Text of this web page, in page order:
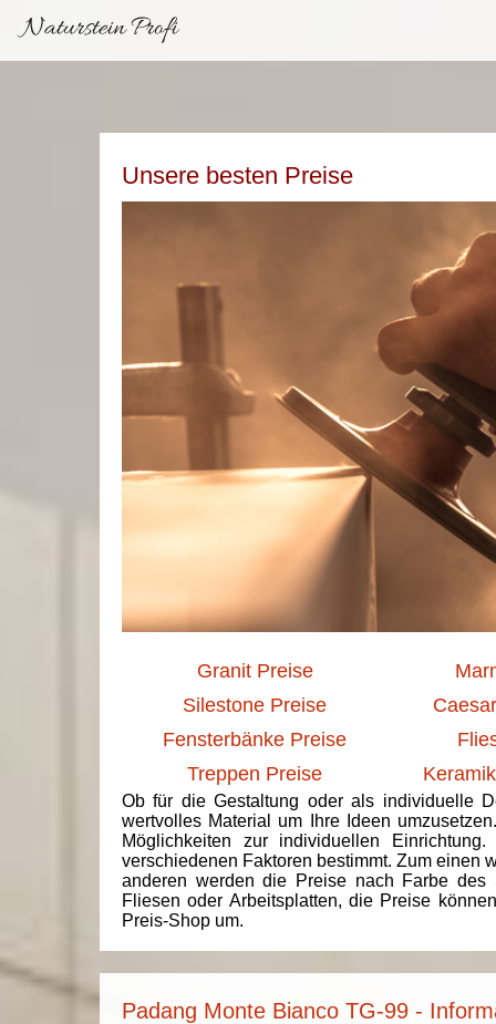
Naturstein Profi
Unsere besten Preise
Granit Preise
Silestone Preise
Fensterbänke Preise
Treppen Preise
Ob für die Gestaltung oder als individuelle
wertvolles Material um Ihre Ideen
Möglichkeiten zur individuellen
verschiedenen Faktoren bestimmt. Zum einen
anderen werden die Preise nach Farbe des
Fliesen oder Arbeitsplatten, die Preise
Preis-Shop um.
Padang Monte Bianco TG-99 -